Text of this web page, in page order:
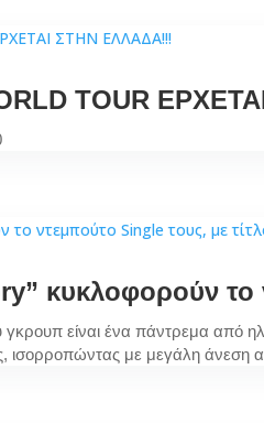
TOUR
κυκλοφορούν το
είναι ένα πάντρεμα από
ισορροπώντας με μεγάλη